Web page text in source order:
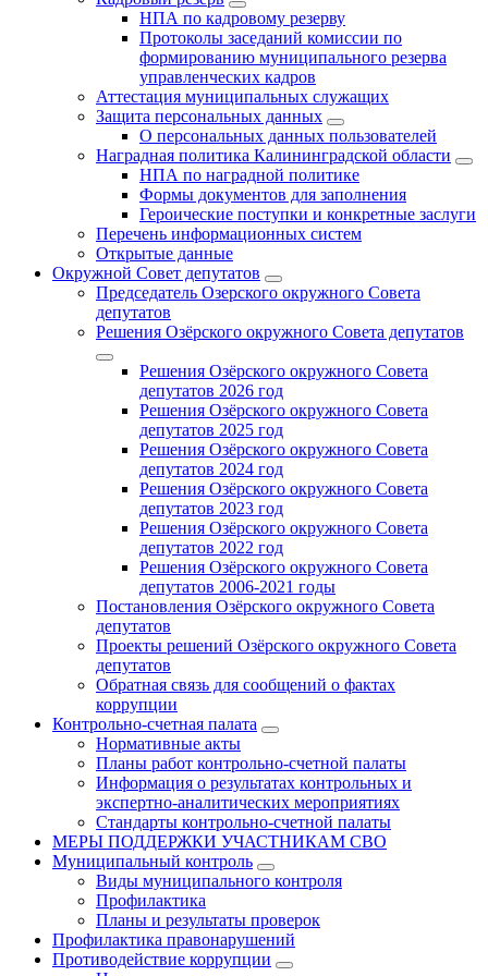
НПА по кадровому резерву
Протоколы заседаний комиссии по
формированию муниципального резерва
управленческих кадров
Аттестация муниципальных служащих
Защита персональных данных
О персональных данных пользователей
Наградная политика Калининградской области
НПА по наградной политике
Формы документов для заполнения
Героические поступки и конкретные заслуги
Перечень информационных систем
Открытые данные
Окружной Совет депутатов
Председатель Озерского окружного Совета
депутатов
Решения Озёрского окружного Совета депутатов
Решения Озёрского окружного Совета
депутатов 2026 год
Решения Озёрского окружного Совета
депутатов 2025 год
Решения Озёрского окружного Совета
депутатов 2024 год
Решения Озёрского окружного Совета
депутатов 2023 год
Решения Озёрского окружного Совета
депутатов 2022 год
Решения Озёрского окружного Совета
депутатов 2006-2021 годы
Постановления Озёрского окружного Совета
депутатов
Проекты решений Озёрского окружного Совета
депутатов
Обратная связь для сообщений о фактах
коррупции
Контрольно-счетная палата
Нормативные акты
Планы работ контрольно-счетной палаты
Информация о результатах контрольных и
экспертно-аналитических мероприятиях
Стандарты контрольно-счетной палаты
МЕРЫ ПОДДЕРЖКИ УЧАСТНИКАМ СВО
Муниципальный контроль
Виды муниципального контроля
Профилактика
Планы и результаты проверок
Профилактика правонарушений
Противодействие коррупции